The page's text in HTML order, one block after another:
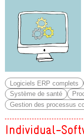
Logiciels ERP complets
Système de santé
Gestion des processus
Individual-